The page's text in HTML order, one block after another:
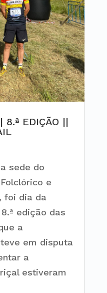
8.ª EDIÇÃO ||
sede do
e
foi dia da
edição das
a
em disputa
a
estiveram